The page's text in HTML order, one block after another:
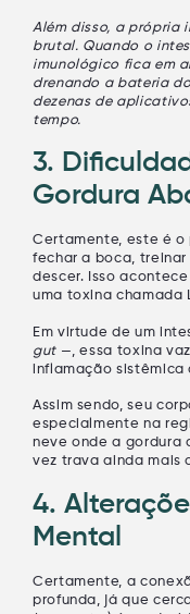
Além disso, a própria
brutal. Quando o
imunológico fica em
drenando a bateria
dezenas de
tempo.
3.
Gordura
Certamente, este é o
fechar a boca,
descer. Isso
uma toxina chamada
Em virtude de um
gut—, essa toxina
inflamação sistêmica
Assim sendo, seu
especialmente na
neve onde a gordura
vez trava ainda mais
4.
Mental
Certamente, a
profunda, já que